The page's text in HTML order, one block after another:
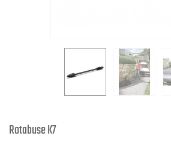
Rotabuse K7